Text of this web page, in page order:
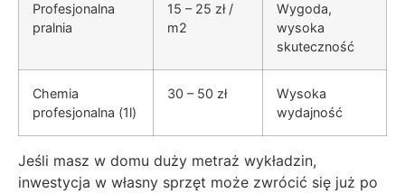
Profesjonalna
pralnia
15 – 25 zł /
m2
Wygoda,
wysoka
skuteczność
Chemia
profesjonalna (1l)
30 – 50 zł
Wysoka
wydajność
Jeśli masz w domu duży metraż wykładzin,
inwestycja w własny sprzęt może zwrócić się już po